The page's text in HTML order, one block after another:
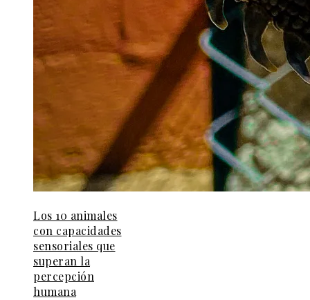
Los 10 animales
con capacidades
sensoriales que
superan la
percepción
humana